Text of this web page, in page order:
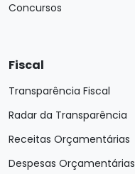
Concursos
Fiscal
Transparência Fiscal
Radar da Transparência
Receitas Orçamentárias
Despesas Orçamentárias